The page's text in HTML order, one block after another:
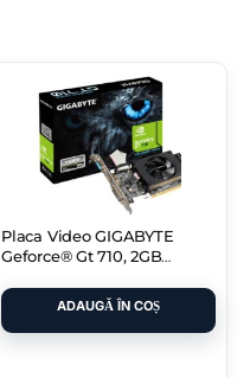
Placa Video GIGABYTE
Geforce® Gt 710, 2GB
ADAUGĂ ÎN COȘ